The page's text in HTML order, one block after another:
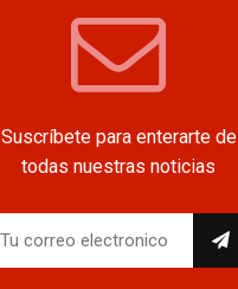
Suscríbete para enterarte de
todas nuestras noticias